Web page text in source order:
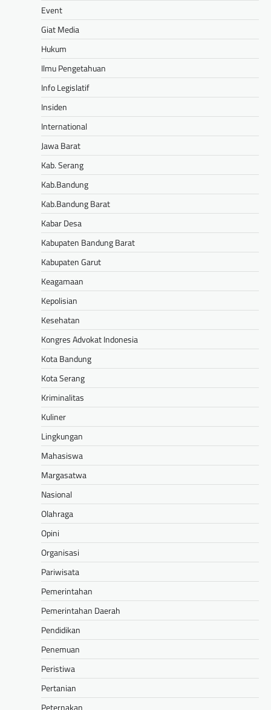
Event
Giat Media
Hukum
Ilmu Pengetahuan
Info Legislatif
Insiden
International
Jawa Barat
Kab. Serang
Kab.Bandung
Kab.Bandung Barat
Kabar Desa
Kabupaten Bandung Barat
Kabupaten Garut
Keagamaan
Kepolisian
Kesehatan
Kongres Advokat Indonesia
Kota Bandung
Kota Serang
Kriminalitas
Kuliner
Lingkungan
Mahasiswa
Margasatwa
Nasional
Olahraga
Opini
Organisasi
Pariwisata
Pemerintahan
Pemerintahan Daerah
Pendidikan
Penemuan
Peristiwa
Pertanian
Peternakan